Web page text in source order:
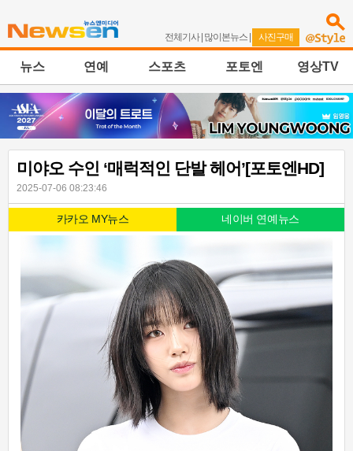
전체기사| 많이본뉴스 | 사진구매
뉴스 연예 스포츠 포토엔 영상TV
미야오 수인 ‘매럭적인 단발 헤어’[포토엔HD]
2025-07-06 08:23:46
카카오 MY뉴스 네이버 연예뉴스